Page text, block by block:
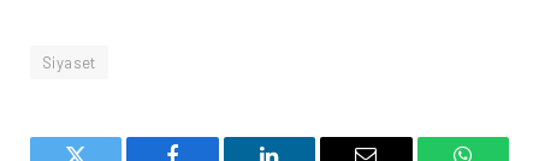
Siyaset